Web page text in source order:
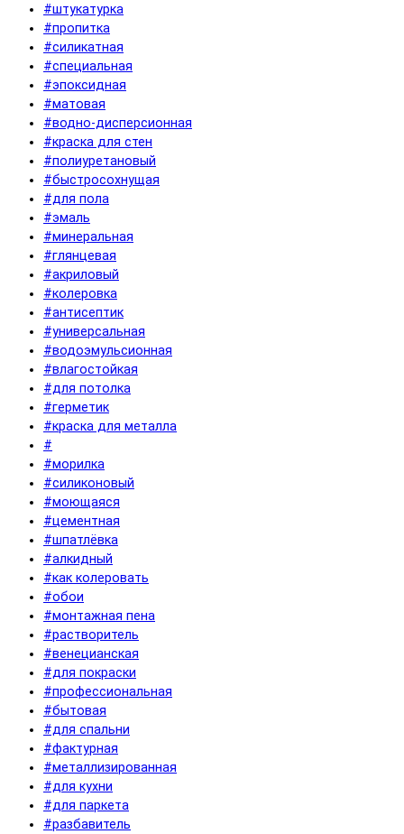
#штукатурка
#пропитка
#силикатная
#специальная
#эпоксидная
#матовая
#водно-дисперсионная
#краска для стен
#полиуретановый
#быстросохнущая
#для пола
#эмаль
#минеральная
#глянцевая
#акриловый
#колеровка
#антисептик
#универсальная
#водоэмульсионная
#влагостойкая
#для потолка
#герметик
#краска для металла
#
#морилка
#силиконовый
#моющаяся
#цементная
#шпатлёвка
#алкидный
#как колеровать
#обои
#монтажная пена
#растворитель
#венецианская
#для покраски
#профессиональная
#бытовая
#для спальни
#фактурная
#металлизированная
#для кухни
#для паркета
#разбавитель